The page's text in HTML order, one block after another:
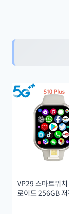
VP29 스마트워
로이드 256GB